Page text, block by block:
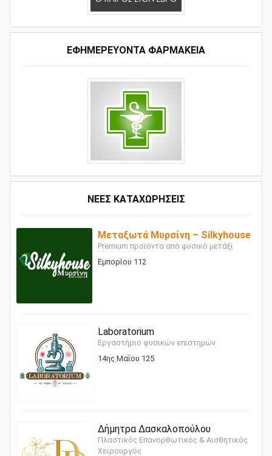
ΕΦΗΜΕΡΕΥΟΝΤΑ ΦΑΡΜΑΚΕΙΑ
ΝΕΕΣ ΚΑΤΑΧΩΡΗΣΕΙΣ
Μεταξωτά Μυρσίνη – Silkyhouse
Premium προϊόντα από φυσικό μετάξι
Εμπορίου 112
Laboratorium
Εργαστήριο φυσικών επιστημών
14ης Μαΐου 125
Δήμητρα Δασκαλοπούλου
Πλαστικός Επανορθωτικός & Αισθητικός
Χειρουργός